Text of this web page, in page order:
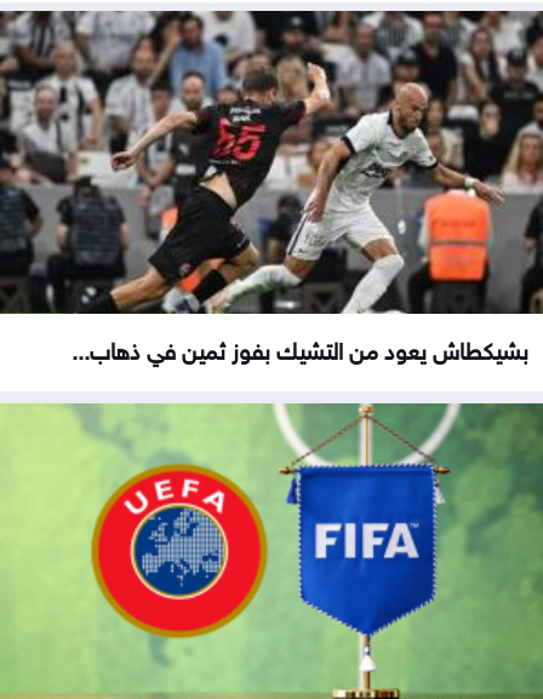
بشيكطاش يعود من التشيك بفوز ثمين في ذهاب...